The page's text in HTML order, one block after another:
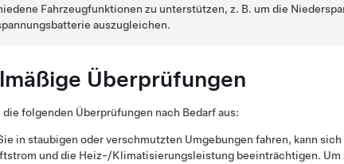
Fahrzeugfunktionen zu unterstützen, z. B. um die
auszugleichen.
Überprüfungen
die folgenden Überprüfungen nach Bedarf aus:
in staubigen oder verschmutzten Umgebungen fahren, kann
und die Heiz-/Klimatisierungsleistung beeinträchtigen. Um